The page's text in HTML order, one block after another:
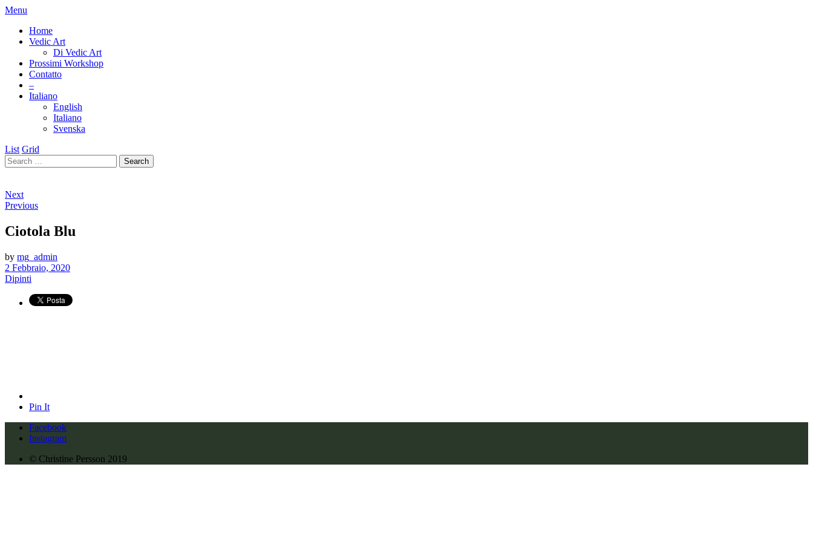
Menu
Home
Vedic Art
Di Vedic Art
Prossimi Workshop
Contatto
–
Italiano
English
Italiano
Svenska
List Grid
Next
Previous
Ciotola Blu
by mg_admin
2 Febbraio, 2020
Dipinti
Pin It
Facebook
Instagram
© Christine Persson 2019